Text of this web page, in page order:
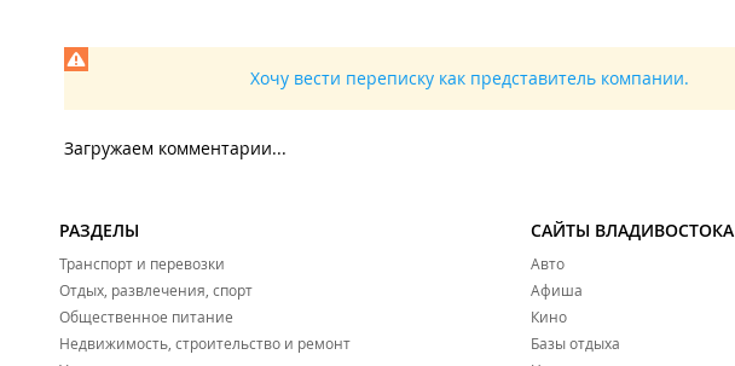
Хочу вести переписку как представитель компании.
Загружаем комментарии...
РАЗДЕЛЫ
Транспорт и перевозки
Отдых, развлечения, спорт
Общественное питание
Недвижимость, строительство и ремонт
САЙТЫ ВЛАДИВОСТОКА
Авто
Афиша
Кино
Базы отдыха